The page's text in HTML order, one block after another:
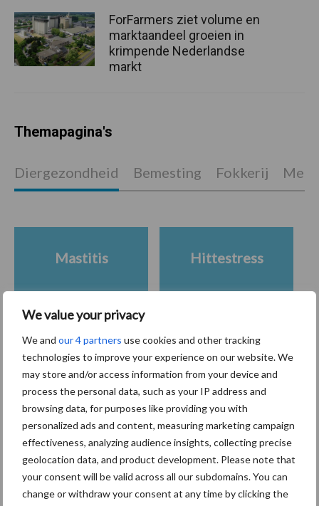
We value your privacy
We and our 4 partners use cookies and other tracking
technologies to improve your experience on our website. We
may store and/or access information from your device and
process the personal data, such as your IP address and
browsing data, for purposes like providing you with
personalized ads and content, measuring marketing campaign
effectiveness, analyzing audience insights, collecting precise
geolocation data, and product development. Please note that
your consent will be valid across all our subdomains. You can
change or withdraw your consent at any time by clicking the
Primaire
Sidebar
Recent nieuws Partner nieuws
7 aug
Grondstoffenmarkt blijft grillig:
droogte en geopolitiek houden
handel in de greep
ForFarmers ziet volume en
marktaandeel groeien in
krimpende Nederlandse
markt
Themapagina's
Diergezondheid Bemesting Fokkerij
Mastitis Hittestress
Toon meer